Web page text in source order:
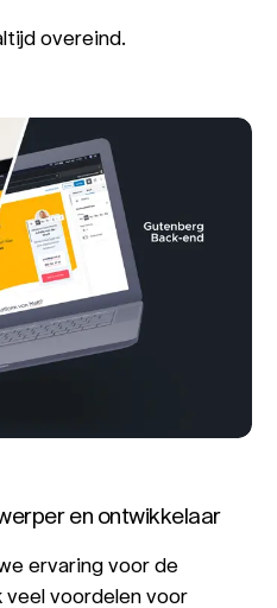
overeind.
en ontwikkelaar
ervaring voor de
voordelen voor